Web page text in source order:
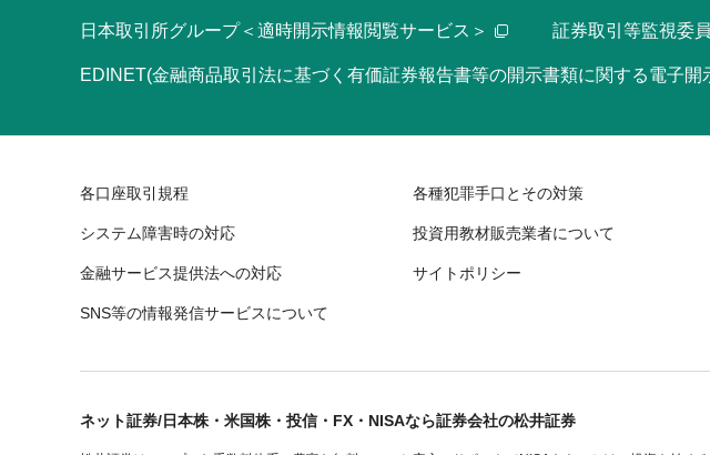
日本取引所グループ＜適時開示情報閲覧サービス＞ 証券取引等監視委
EDINET(金融商品取引法に基づく有価証券報告書等の開示書類に関する電子開
各口座取引規程 各種犯罪手口とその対策
システム障害時の対応 投資用教材販売業者について
金融サービス提供法への対応 サイトポリシー
SNS等の情報発信サービスについて
ネット証券/日本株・米国株・投信・FX・NISAなら証券会社の松井証券